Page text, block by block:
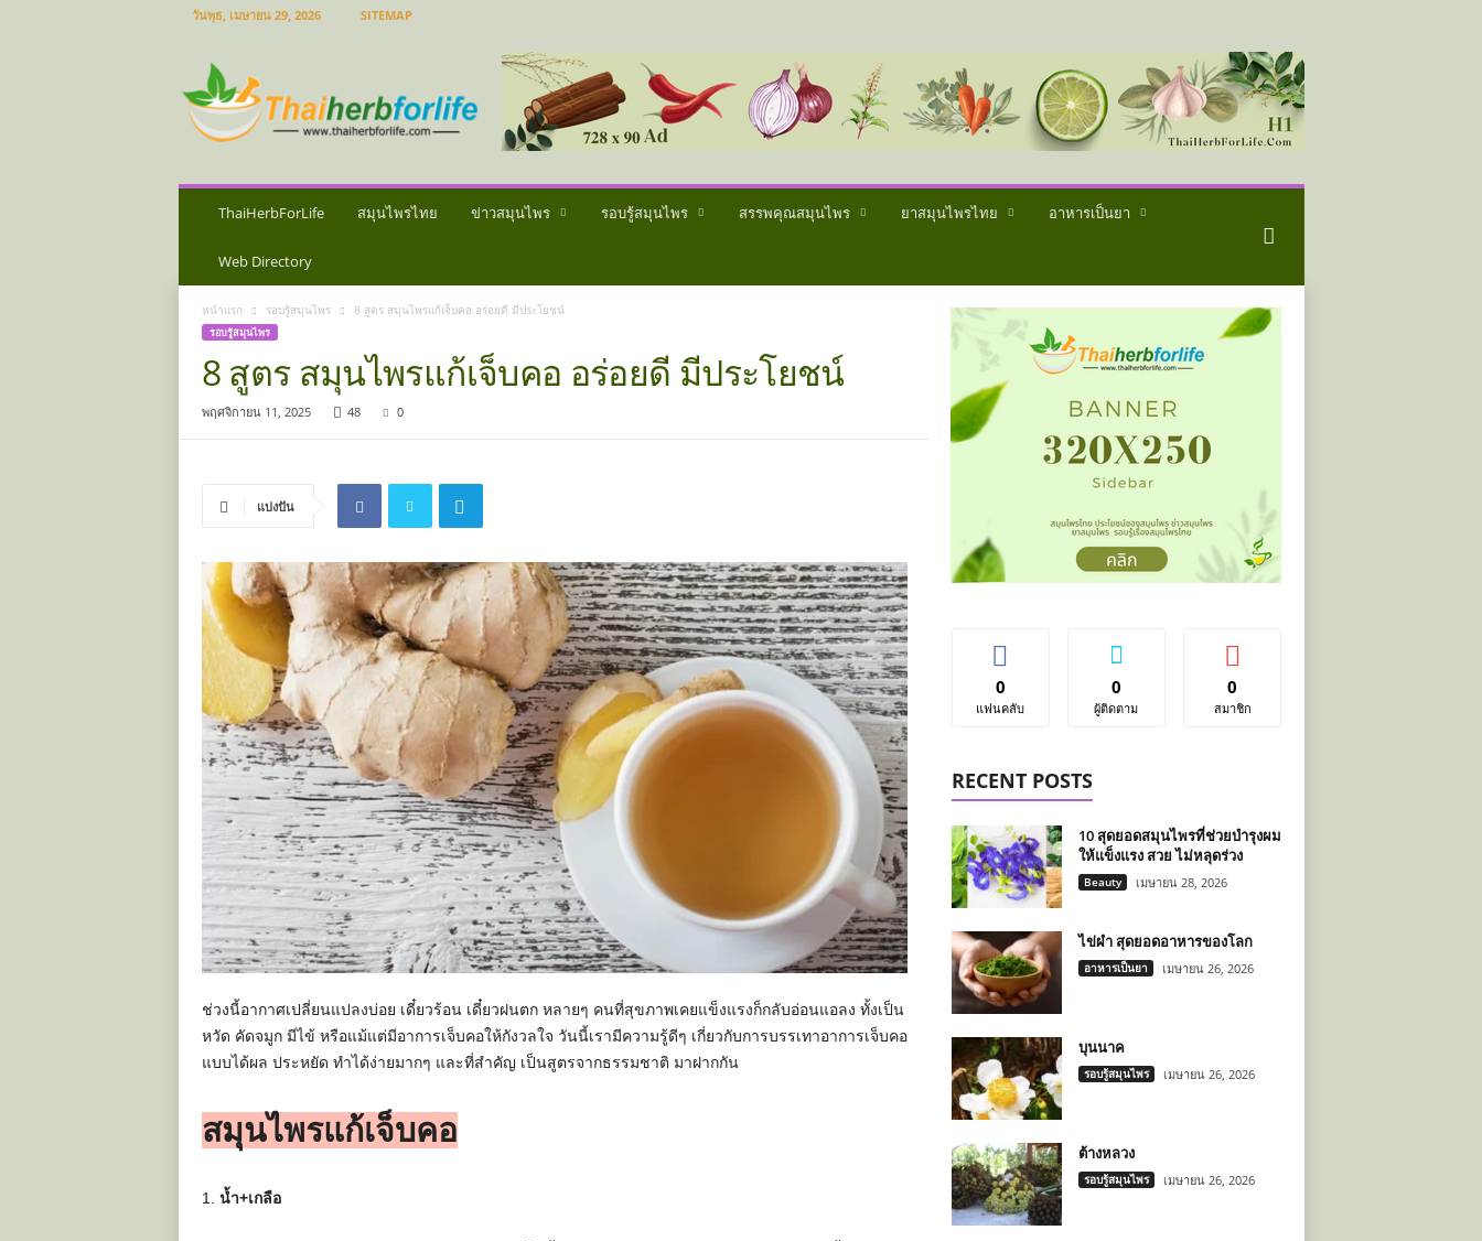
วันพุธ, เมษายน 29, 2026 SITEMAP
น
ไ
ร
ThaiHerbForLife สมุนไพรไทย ข่าวสมุนไพร รอบรู้สมุนไพร สรรพคุณสมุนไพร ยาสมุนไพรไทย อาหารเป็นยา
Web Directory
หน้าแรก รอบรู้สมุนไพร 8 สูตร สมุนไพรแก้เจ็บคอ อร่อยดี มีประโยชน์
รอบรู้สมุนไพร
8 สูตร สมุนไพรแก้เจ็บคอ อร่อยดี มีประโยชน์
พฤศจิกายน 11, 2025 48 0
แบ่งปัน
ช่วงนี้อากาศเปลี่ยนแปลงบ่อย เดี๋ยวร้อน เดี๋ยวฝนตก หลายๆ คนที่สุขภาพเคยแข็งแรงก็กลับอ่อนแอลง ทั้งเป็น
หวัด คัดจมูก มีไข้ หรือแม้แต่มีอาการเจ็บคอให้กังวลใจ วันนี้เรามีความรู้ดีๆ เกี่ยวกับการบรรเทาอาการเจ็บคอ
แบบได้ผล ประหยัด ทำได้ง่ายมากๆ และที่สำคัญ เป็นสูตรจากธรรมชาติ มาฝากกัน
สมุนไพรแก้เจ็บคอ
1. น้ำ+เกลือ
0
แฟนคลับ
0
ผู้ติดตาม
0
สมาชิก
RECENT POSTS
10 สุดยอดสมุนไพรที่ช่วยบำรุงผม
ให้แข็งแรง สวย ไม่หลุดร่วง
Beauty เมษายน 28, 2026
ไข่ผำ สุดยอดอาหารของโลก
อาหารเป็นยา เมษายน 26, 2026
บุนนาค
รอบรู้สมุนไพร เมษายน 26, 2026
ต้างหลวง
รอบรู้สมุนไพร เมษายน 26, 2026